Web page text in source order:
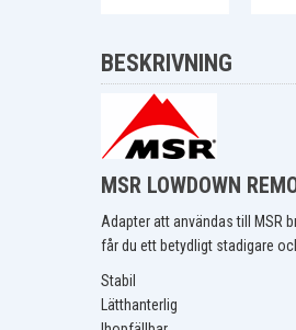
BESKRIVNING
MSR LOWDOWN
Adapter att användas till MSR
får du ett betydligt stadigare
Stabil
Lätthanterlig